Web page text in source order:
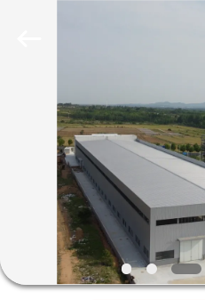
PRODUCTEN
VIDEOS
VR-
SHOW